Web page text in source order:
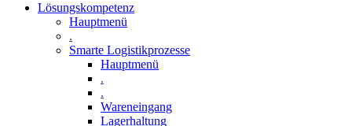
Lösungskompetenz
Hauptmenü
.
Smarte Logistikprozesse
Hauptmenü
.
.
Wareneingang
Lagerhaltung